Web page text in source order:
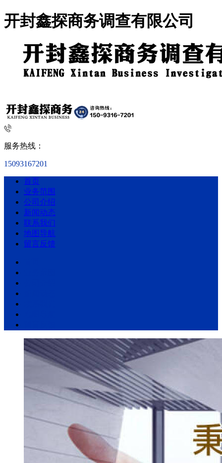
开封鑫探商务调查有限公司
服务热线：
15093167201
首页
业务范围
公司介绍
新闻动态
联系我们
地图导航
留言反馈